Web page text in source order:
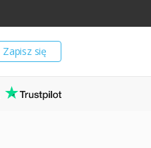
Zapisz się